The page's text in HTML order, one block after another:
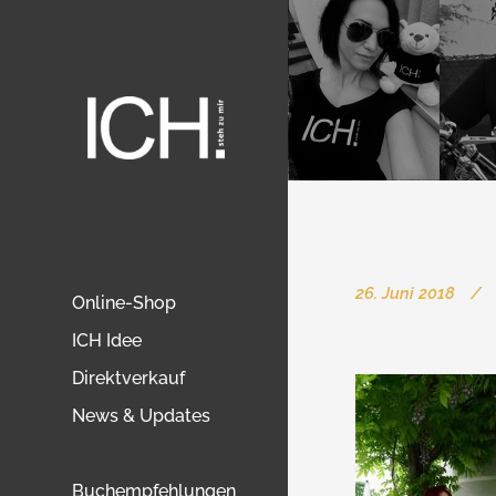
Online-Shop
ICH Idee
Direktverkauf
News & Updates
Buchempfehlungen
26. Juni 2018